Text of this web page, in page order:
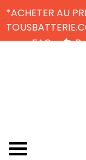
*ACHETER AU
FAQ